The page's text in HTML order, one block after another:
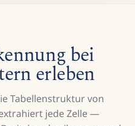
bei
erleben
Tabellenstruktur von
jede Zelle —